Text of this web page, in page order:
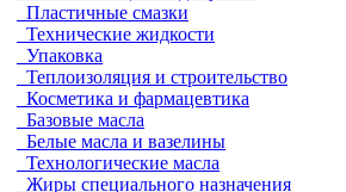
Пластичные смазки
Технические жидкости
Упаковка
Теплоизоляция и строительство
Косметика и фармацевтика
Базовые масла
Белые масла и вазелины
Технологические масла
Жиры специального назначения